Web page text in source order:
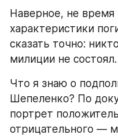
Наверное, не время
характеристики
сказать точно:
милиции не состоял.
Что я знаю о
Шепеленко? По
портрет
отрицательного —